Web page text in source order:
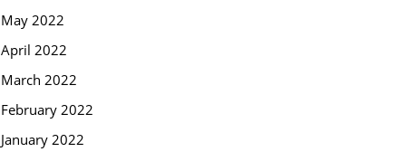
May 2022
April 2022
March 2022
February 2022
January 2022